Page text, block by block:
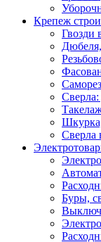
Крепеж
Гвозди
Сверла:
Сверла
Буры,